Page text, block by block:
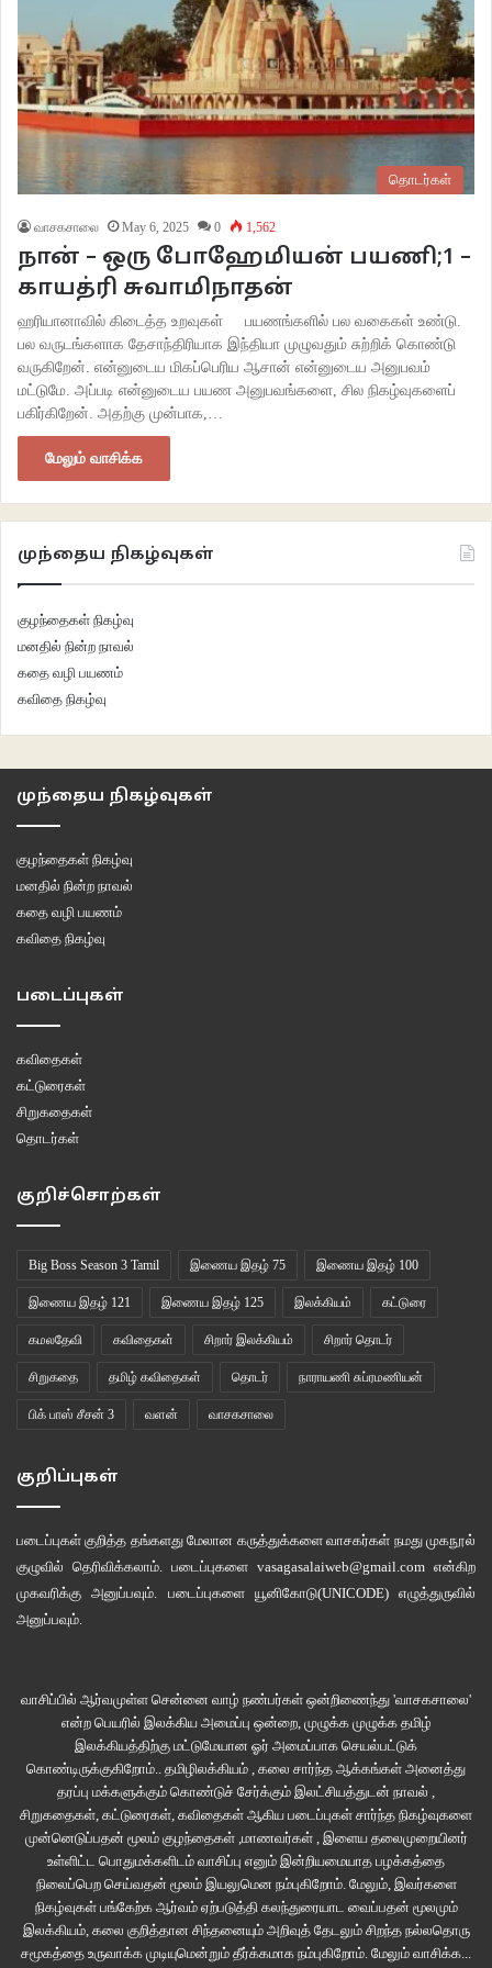
தொடர்கள்
வாசகசாலை May 6, 2025 0 1,562
நான் – ஒரு போஹேமியன் பயணி;1 –
காயத்ரி சுவாமிநாதன்
ஹரியானாவில் கிடைத்த உறவுகள் பயணங்களில் பல வகைகள் உண்டு.
பல வருடங்களாக தேசாந்திரியாக இந்தியா முழுவதும் சுற்றிக் கொண்டு
வருகிறேன். என்னுடைய மிகப்பெரிய ஆசான் என்னுடைய அனுபவம்
மட்டுமே. அப்படி என்னுடைய பயண அனுபவங்களை, சில நிகழ்வுகளைப்
பகிர்கிறேன். அதற்கு முன்பாக,…
மேலும் வாசிக்க
முந்தைய நிகழ்வுகள்
குழந்தைகள் நிகழ்வு
மனதில் நின்ற நாவல்
கதை வழி பயணம்
கவிதை நிகழ்வு
முந்தைய நிகழ்வுகள்
குழந்தைகள் நிகழ்வு
மனதில் நின்ற நாவல்
கதை வழி பயணம்
கவிதை நிகழ்வு
படைப்புகள்
கவிதைகள்
கட்டுரைகள்
சிறுகதைகள்
தொடர்கள்
குறிச்சொற்கள்
Big Boss Season 3 Tamil இணைய இதழ் 75 இணைய இதழ் 100
இணைய இதழ் 121 இணைய இதழ் 125 இலக்கியம் கட்டுரை
கமலதேவி கவிதைகள் சிறார் இலக்கியம் சிறார் தொடர்
சிறுகதை தமிழ் கவிதைகள் தொடர் நாராயணி சுப்ரமணியன்
பிக் பாஸ் சீசன் 3 வளன் வாசகசாலை
குறிப்புகள்
படைப்புகள் குறித்த தங்களது மேலான கருத்துக்களை வாசகர்கள் நமது முகநூல்
குழுவில் தெரிவிக்கலாம். படைப்புகளை vasagasalaiweb@gmail.com என்கிற
முகவரிக்கு அனுப்பவும். படைப்புகளை யூனிகோடு(UNICODE)எழுத்துருவில்
அனுப்பவும்.
வாசிப்பில் ஆர்வமுள்ள சென்னை வாழ் நண்பர்கள் ஒன்றிணைந்து 'வாசகசாலை'
என்ற பெயரில் இலக்கிய அமைப்பு ஒன்றை, முழுக்க முழுக்க தமிழ்
இலக்கியத்திற்கு மட்டுமேயான ஓர் அமைப்பாக செயல்பட்டுக்
கொண்டிருக்குகிறோம்.. தமிழிலக்கியம் , கலை சார்ந்த ஆக்கங்கள் அனைத்து
தரப்பு மக்களுக்கும் கொண்டுச் சேர்க்கும் இலட்சியத்துடன் நாவல் ,
சிறுகதைகள், கட்டுரைகள், கவிதைகள் ஆகிய படைப்புகள் சார்ந்த நிகழ்வுகளை
முன்னெடுப்பதன் மூலம் குழந்தைகள் ,மாணவர்கள் , இளைய தலைமுறையினர்
உள்ளிட்ட பொதுமக்களிடம் வாசிப்பு எனும் இன்றியமையாத பழக்கத்தை
நிலைப்பெற செய்வதன் மூலம் இயலுமென நம்புகிறோம். மேலும், இவர்களை
நிகழ்வுகள் பங்கேற்க ஆர்வம் ஏற்படுத்தி கலந்துரையாட வைப்பதன் மூலமும்
இலக்கியம், கலை குறித்தான சிந்தனையும் அறிவுத் தேடலும் சிறந்த நல்லதொரு
சமூகத்தை உருவாக்க முடியுமென்றும் தீர்க்கமாக நம்புகிறோம். மேலும் வாசிக்க...